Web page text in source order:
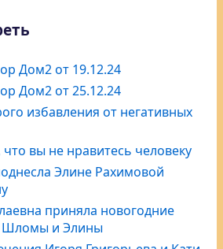
Дом2 от 19.12.24
Дом2 от 25.12.24
избавления от негативных
вы не нравитесь человеку
Элине Рахимовой
приняла новогодние
Шломы и Элины